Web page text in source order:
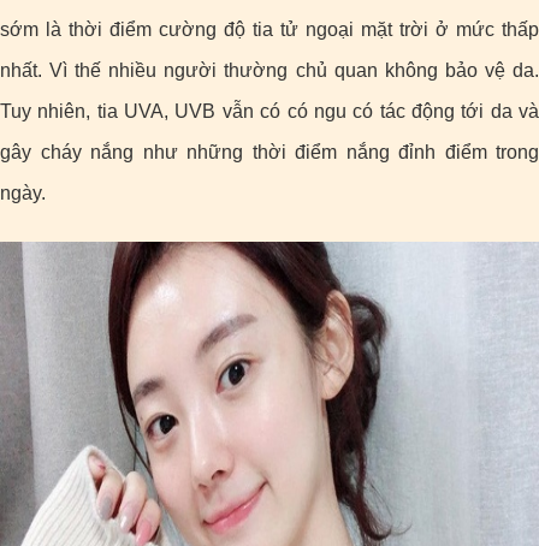
sớm là thời điểm cường độ tia tử ngoại mặt trời ở mức thấp
nhất. Vì thế nhiều người thường chủ quan không bảo vệ da.
Tuy nhiên, tia UVA, UVB vẫn có có ngu có tác động tới da và
gây cháy nắng như những thời điểm nắng đỉnh điểm trong
ngày.